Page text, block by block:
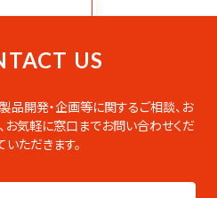
ログ
ジの印刷な
US
品開発・企画等に関するご相談、お
お気軽に窓口までお問い合わせくだ
ただきます。